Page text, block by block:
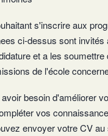
s'inscrire aux
ci-dessus sont invités
et a les soumettre
de l'école
besoin d'améliorer
vos
envoyer votre CV